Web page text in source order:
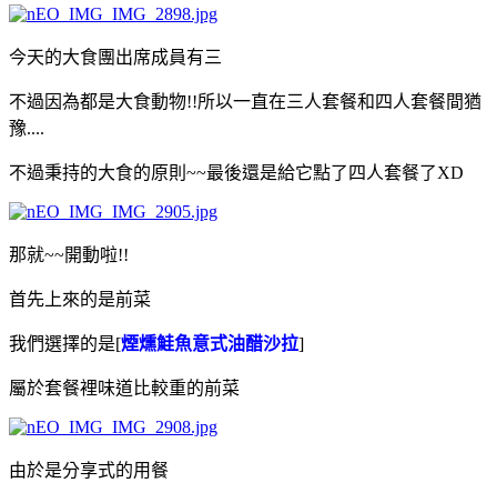
今天的大食團出席成員有三
不過因為都是大食動物!!所以一直在三人套餐和四人套餐間猶
豫....
不過秉持的大食的原則~~最後還是給它點了四人套餐了XD
那就~~開動啦!!
首先上來的是前菜
我們選擇的是[煙燻鮭魚意式油醋沙拉]
屬於套餐裡味道比較重的前菜
由於是分享式的用餐